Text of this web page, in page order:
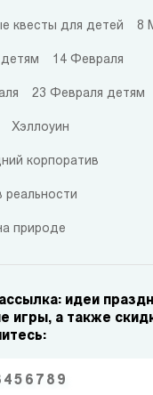
квесты для детей 8
14 Февраля
23 Февраля детям
Хэллоуин
корпоратив
реальности
природе
идеи
игры, а также